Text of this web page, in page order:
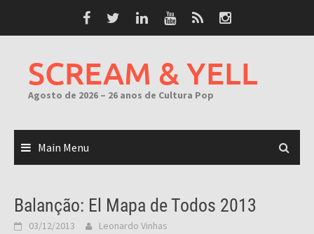
SCREAM & YELL
Agosto de 2026 – 26 anos de Cultura Pop
Main Menu
Balanção: El Mapa de Todos 2013
03/12/2013 Leonardo Vinhas